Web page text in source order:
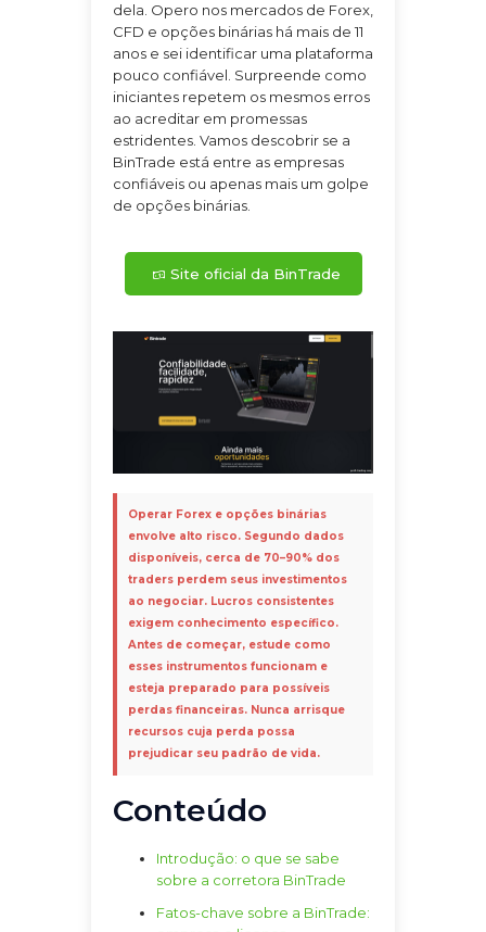
dela. Opero nos mercados de Forex,
CFD e opções binárias há mais de 11
anos e sei identificar uma plataforma
pouco confiável. Surpreende como
iniciantes repetem os mesmos erros
ao acreditar em promessas
estridentes. Vamos descobrir se a
BinTrade está entre as empresas
confiáveis ou apenas mais um golpe
de opções binárias.
Site oficial da BinTrade
Operar Forex e opções binárias
envolve alto risco. Segundo dados
disponíveis, cerca de 70–90% dos
traders perdem seus investimentos
ao negociar. Lucros consistentes
exigem conhecimento específico.
Antes de começar, estude como
esses instrumentos funcionam e
esteja preparado para possíveis
perdas financeiras. Nunca arrisque
recursos cuja perda possa
prejudicar seu padrão de vida.
Conteúdo
Introdução: o que se sabe
sobre a corretora BinTrade
Fatos-chave sobre a BinTrade: